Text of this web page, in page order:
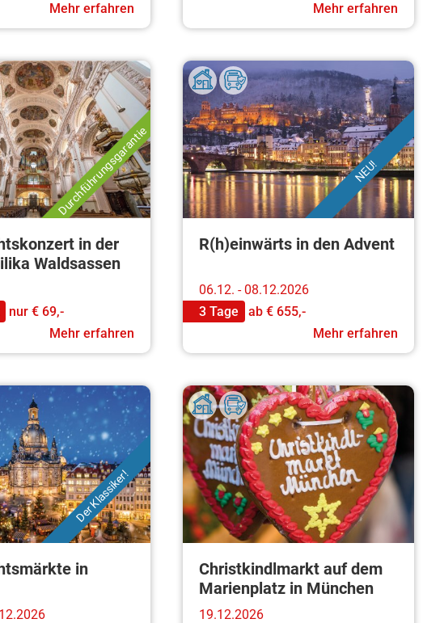
Mehr erfahren
Mehr erfahren
Durchführungsgarantie
in der
Waldsassen
nur € 69,-
Mehr erfahren
NEU!
R(h)einwärts in den Advent
06.12. - 08.12.2026
3 Tage
ab € 655,-
Mehr erfahren
Der Klassiker!
in
Christkindlmarkt auf dem
Marienplatz in München
19.12.2026